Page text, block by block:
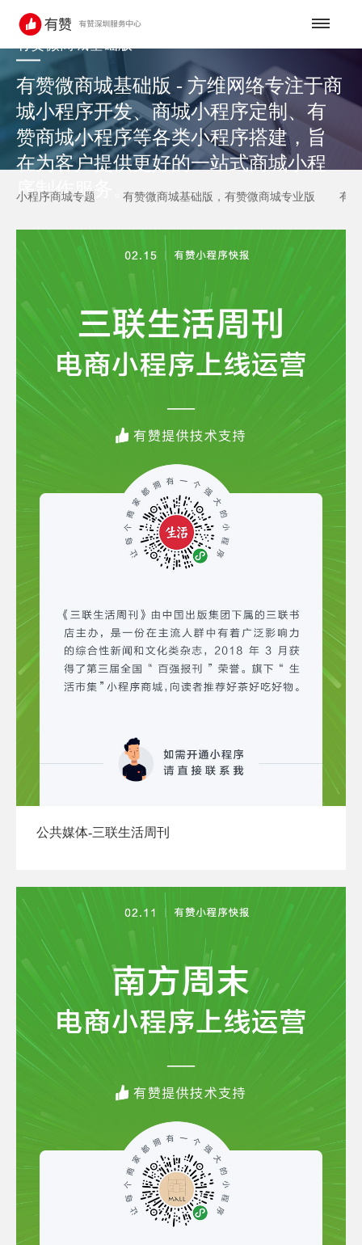
有赞微商城基础版 - 方维网络专注于商
城小程序开发、商城小程序定制、有
赞商城小程序等各类小程序搭建，旨
在为客户提供更好的一站式商城小程
序制作服务。
小程序商城专题 有赞微商城基础版，有赞微商城专业版 有
公共媒体-三联生活周刊